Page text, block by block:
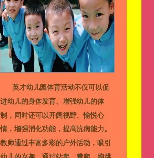
英才幼儿园体育活动不仅可以促
进幼儿的身体发育、增强幼儿的体
制，同时还可以开阔视野、愉悦心
情，增强消化功能，提高抗病能力。
教师通过丰富多彩的户外活动，吸引